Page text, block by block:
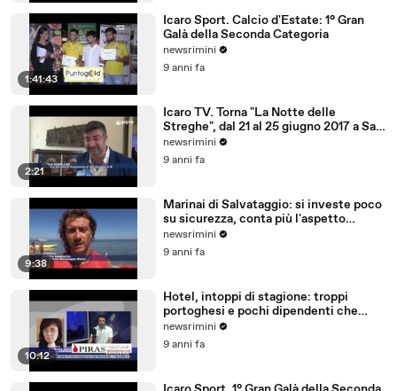
1:41:43
Icaro Sport. Calcio d'Estate: 1° Gran
Galà della Seconda Categoria
newsrimini
9 anni fa
2:21
Icaro TV. Torna "La Notte delle
Streghe", dal 21 al 25 giugno 2017 a San
Giovanni in M
newsrimini
9 anni fa
9:38
Marinai di Salvataggio: si investe poco
su sicurezza, conta più l'aspetto
economico
newsrimini
9 anni fa
10:12
Hotel, intoppi di stagione: troppi
portoghesi e pochi dipendenti che
parlano tedesco
newsrimini
9 anni fa